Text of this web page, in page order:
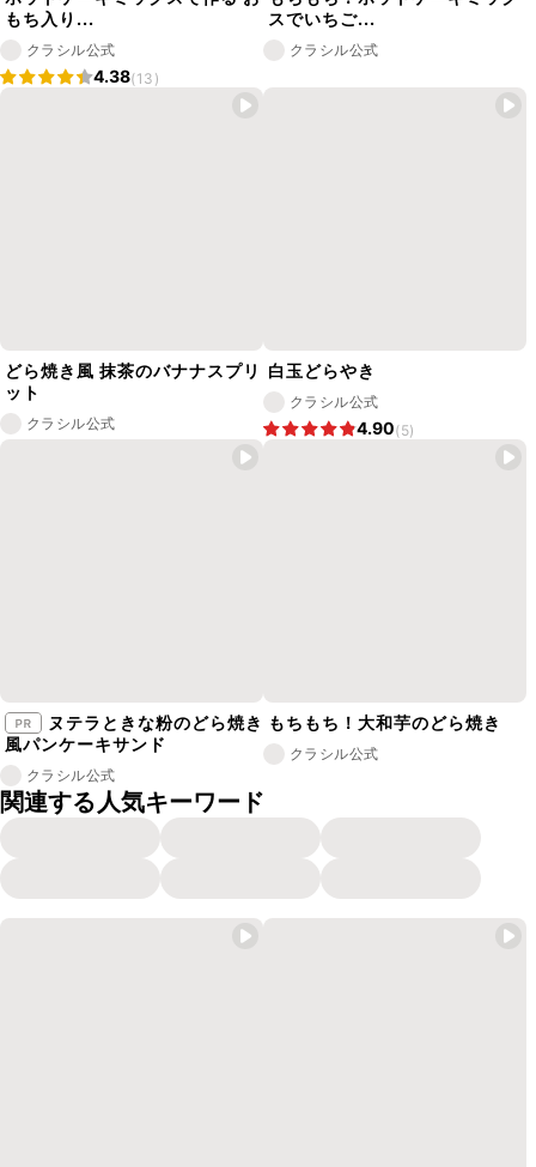
もち入り...
クラシル公式
4.38(13)
スでいちご...
クラシル公式
どら焼き風 抹茶のバナナスプリ
ット
クラシル公式
白玉どらやき
クラシル公式
4.90(5)
風パンケーキサンド
クラシル公式
もちもち！大和芋のどら焼き
クラシル公式
関連する人気キーワード